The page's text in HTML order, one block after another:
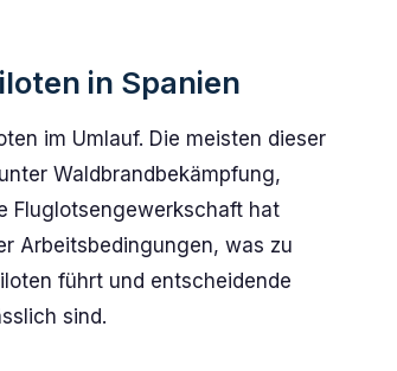
in Spanien
im Umlauf. Die meisten dieser
Waldbrandbekämpfung,
Fluglotsengewerkschaft hat
Arbeitsbedingungen, was zu
führt und entscheidende
sind.